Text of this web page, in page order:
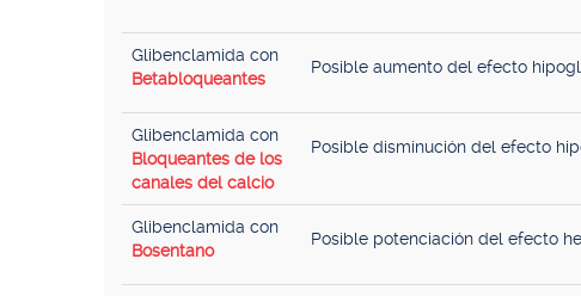
Glibenclamida con
Betabloqueantes
Posible aumento del efecto
Glibenclamida con
Bloqueantes de los
canales del calcio
Posible disminución del efecto
Glibenclamida con
Bosentano
Posible potenciación del efecto